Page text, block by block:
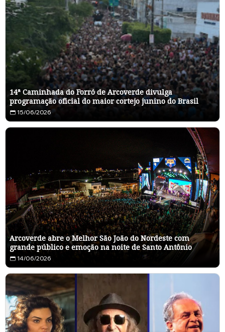
14ª Caminhada do Forró de Arcoverde divulga
programação oficial do maior cortejo junino do Brasil
15/06/2026
Arcoverde abre o Melhor São João do Nordeste com
grande público e emoção na noite de Santo Antônio
14/06/2026